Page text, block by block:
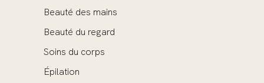
Beauté des mains
Beauté du regard
Soins du corps
Épilation